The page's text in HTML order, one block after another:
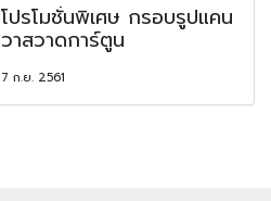
โปรโมชั่นพิเศษ กรอบรูปแคน
วาสวาดการ์ตูน
7 ก.ย. 2561